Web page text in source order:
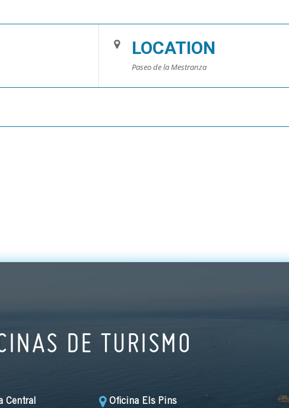
LOCATION
Paseo de la Mestranza
DE TURISMO
Central
Oficina Els Pins